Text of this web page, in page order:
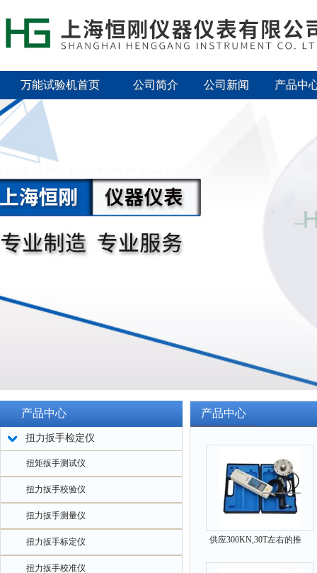
万能试验机首页 公司简介 公司新闻 产品中
产品中心
扭力扳手检定仪
扭矩扳手测试仪
扭力扳手校验仪
扭力扳手测量仪
扭力扳手标定仪
扭力扳手校准仪
产品中心
供应300KN,30T左右的推